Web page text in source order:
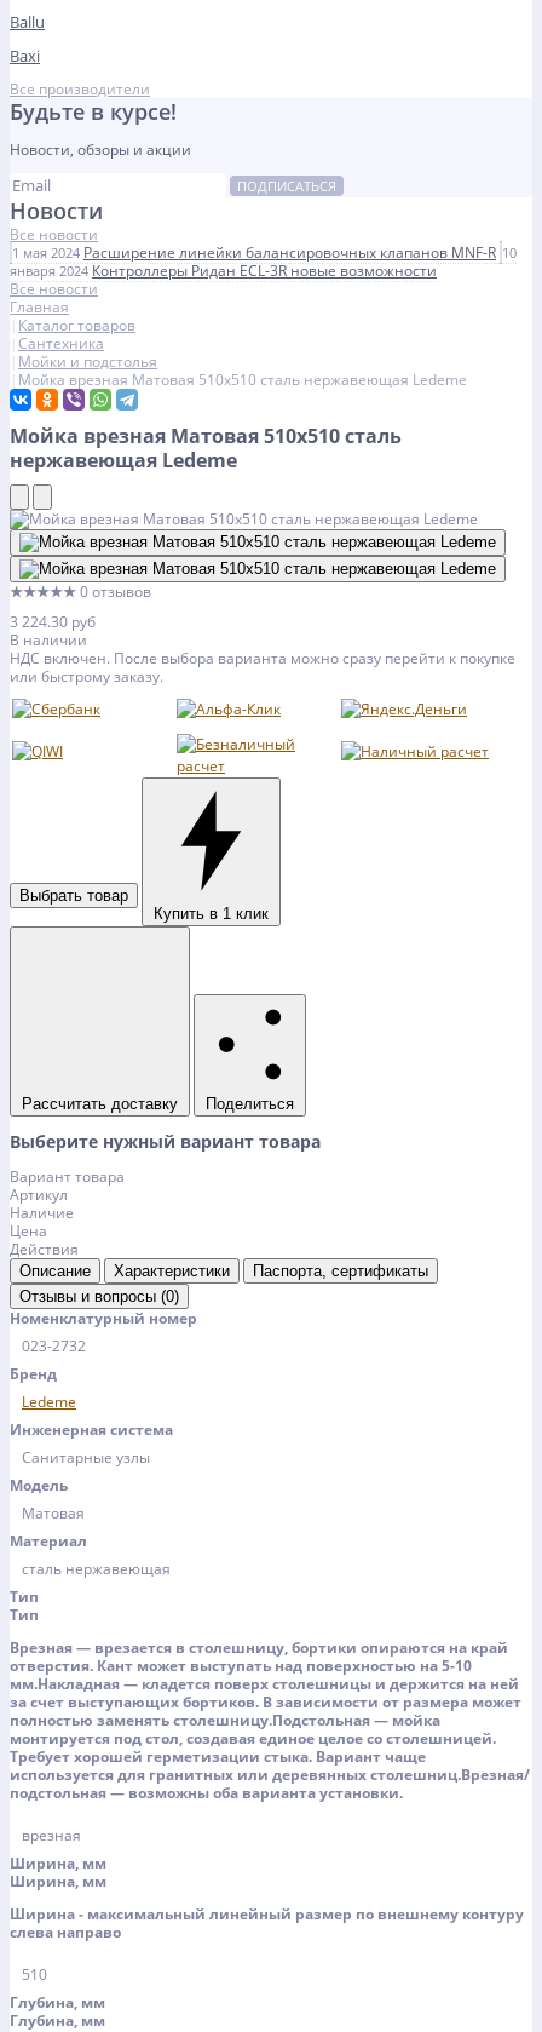
Ballu
Baxi
Все производители
Будьте в курсе!
Новости, обзоры и акции
ПОДПИСАТЬСЯ
Новости
Все новости
1 мая 2024 Расширение линейки балансировочных клапанов MNF-R 10
января 2024 Контроллеры Ридан ECL-3R новые возможности
Все новости
Главная
Каталог товаров
Сантехника
Мойки и подстолья
Мойка врезная Матовая 510х510 сталь нержавеющая Ledeme
Мойка врезная Матовая 510х510 сталь
нержавеющая Ledeme
★★★★★0 отзывов
3 224.30 руб
В наличии
НДС включен. После выбора варианта можно сразу перейти к покупке
или быстрому заказу.
Выбрать товар
Купить в 1 клик
Рассчитать доставку Поделиться
Выберите нужный вариант товара
Вариант товара
Артикул
Наличие
Цена
Действия
Описание Характеристики
Паспорта, сертификаты
Отзывы и вопросы (0)
Номенклатурный номер
023-2732
Бренд
Ledeme
Инженерная система
Санитарные узлы
Модель
Матовая
Материал
сталь нержавеющая
Тип
Тип
Врезная — врезается в столешницу, бортики опираются на край
отверстия. Кант может выступать над поверхностью на 5-10
мм.Накладная — кладется поверх столешницы и держится на ней
за счет выступающих бортиков. В зависимости от размера может
полностью заменять столешницу.Подстольная — мойка
монтируется под стол, создавая единое целое со столешницей.
Требует хорошей герметизации стыка. Вариант чаще
используется для гранитных или деревянных столешниц.Врезная/
подстольная — возможны оба варианта установки.
врезная
Ширина, мм
Ширина, мм
Ширина - максимальный линейный размер по внешнему контуру
слева направо
510
Глубина, мм
Глубина, мм